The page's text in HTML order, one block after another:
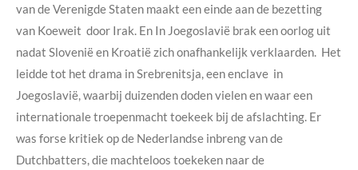
van de Verenigde Staten maakt een einde aan de bezetting
van Koeweit door Irak. En In Joegoslavië brak een oorlog uit
nadat Slovenië en Kroatië zich onafhankelijk verklaarden. Het
leidde tot het drama in Srebrenitsja, een enclave in
Joegoslavië, waarbij duizenden doden vielen en waar een
internationale troepenmacht toekeek bij de afslachting. Er
was forse kritiek op de Nederlandse inbreng van de
Dutchbatters, die machteloos toekeken naar de